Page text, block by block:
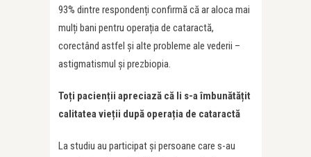
93% dintre respondenți confirmă că ar aloca mai
mulți bani pentru operația de cataractă,
corectând astfel și alte probleme ale vederii –
astigmatismul și prezbiopia.
Toți pacienții apreciază că li s-a îmbunătățit
calitatea vieții după operația de cataractă
La studiu au participat și persoane care s-au